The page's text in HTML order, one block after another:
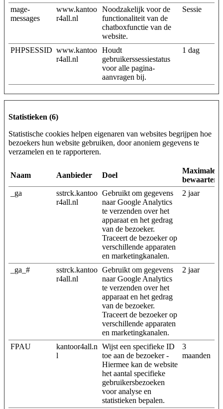
mage-
messages
www.kantoo
r4all.nl
Noodzakelijk voor de
functionaliteit van de
chatboxfunctie van de
website.
Sessie
PHPSESSID www.kantoo
r4all.nl
Houdt
gebruikerssessiestatus
voor alle pagina-
aanvragen bij.
1 dag
Statistieken (6)
Statistische cookies helpen eigenaren van websites begrijpen hoe
bezoekers hun website gebruiken, door anoniem gegevens te
verzamelen en te rapporteren.
Naam Aanbieder Doel
Maximale
_ga
sstrck.kantoo
r4all.nl
Gebruikt om gegevens
naar Google Analytics
te verzenden over het
apparaat en het gedrag
van de bezoeker.
Traceert de bezoeker op
verschillende apparaten
en marketingkanalen.
2 jaar
_ga_#
sstrck.kantoo
r4all.nl
Gebruikt om gegevens
naar Google Analytics
te verzenden over het
apparaat en het gedrag
van de bezoeker.
Traceert de bezoeker op
verschillende apparaten
en marketingkanalen.
2 jaar
FPAU
kantoor4all.n
l
Wijst een specifieke ID
toe aan de bezoeker -
Hiermee kan de website
het aantal specifieke
gebruikersbezoeken
voor analyse en
statistieken bepalen.
3
maanden